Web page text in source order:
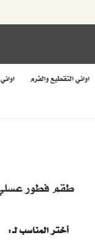
اواني التقطيع والفرم
طقم فطور
أختر المناسب لـ